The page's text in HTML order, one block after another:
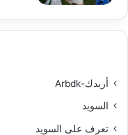
أربدك-Arbdk
السويد
تعرف على السويد